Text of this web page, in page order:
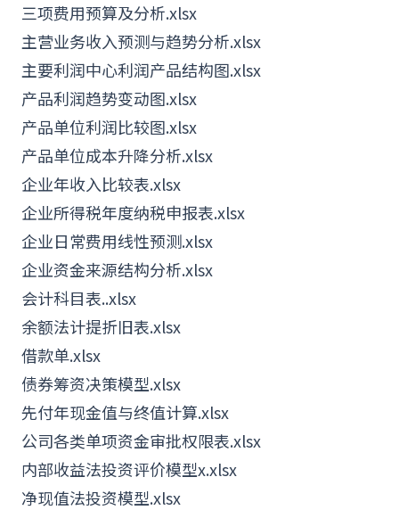
三项费用预算及分析.xlsx
主营业务收入预测与趋势分析.xlsx
主要利润中心利润产品结构图.xlsx
产品利润趋势变动图.xlsx
产品单位利润比较图.xlsx
产品单位成本升降分析.xlsx
企业年收入比较表.xlsx
企业所得税年度纳税申报表.xlsx
企业日常费用线性预测.xlsx
企业资金来源结构分析.xlsx
会计科目表..xlsx
余额法计提折旧表.xlsx
借款单.xlsx
债券筹资决策模型.xlsx
先付年现金值与终值计算.xlsx
公司各类单项资金审批权限表.xlsx
内部收益法投资评价模型x.xlsx
净现值法投资模型.xlsx